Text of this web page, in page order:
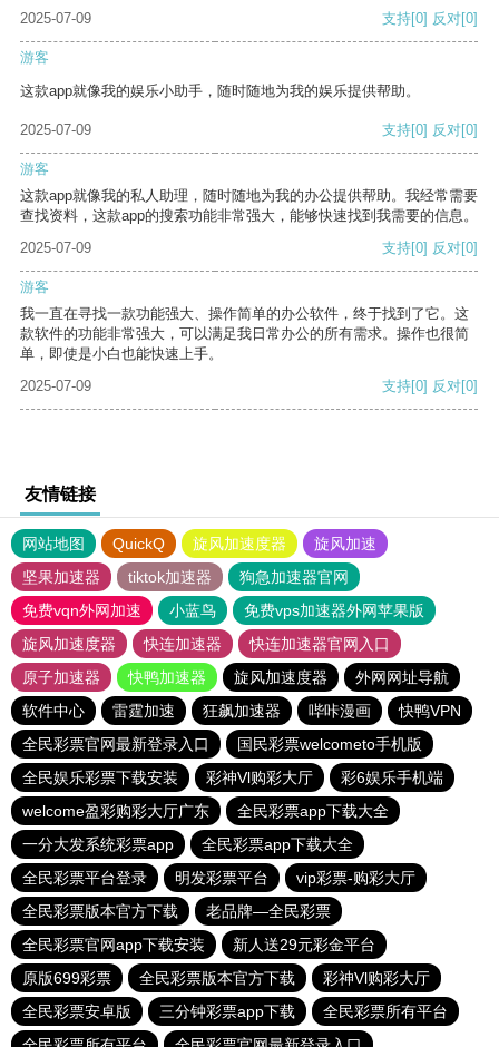
2025-07-09
支持[0] 反对[0]
游客
这款app就像我的娱乐小助手，随时随地为我的娱乐提供帮助。
2025-07-09 支持[0] 反对[0]
游客
这款app就像我的私人助理，随时随地为我的办公提供帮助。我经常需要
查找资料，这款app的搜索功能非常强大，能够快速找到我需要的信息。
2025-07-09
支持[0] 反对[0]
游客
我一直在寻找一款功能强大、操作简单的办公软件，终于找到了它。这
款软件的功能非常强大，可以满足我日常办公的所有需求。操作也很简
单，即使是小白也能快速上手。
2025-07-09
支持[0] 反对[0]
友情链接
网站地图 QuickQ 旋风加速度器
旋风加速
坚果加速器
tiktok加速器
狗急加速器官网
免费vqn外网加速
小蓝鸟
免费vps加速器外网苹果版
旋风加速度器
快连加速器
快连加速器官网入口
原子加速器
快鸭加速器 旋风加速度器
外网网址导航
软件中心
雷霆加速 狂飙加速器 哔咔漫画
快鸭VPN
全民彩票官网最新登录入口
国民彩票welcometo手机版
全民娱乐彩票下载安装
彩神Vl购彩大厅
彩6娱乐手机端
welcome盈彩购彩大厅广东
全民彩票app下载大全
一分大发系统彩票app
全民彩票app下载大全
全民彩票平台登录
明发彩票平台
vip彩票-购彩大厅
全民彩票版本官方下载
老品牌—全民彩票
全民彩票官网app下载安装
新人送29元彩金平台
原版699彩票
全民彩票版本官方下载
彩神Vl购彩大厅
全民彩票安卓版
三分钟彩票app下载
全民彩票所有平台